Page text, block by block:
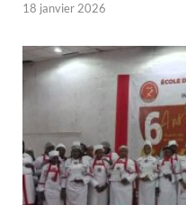
18 janvier 2026